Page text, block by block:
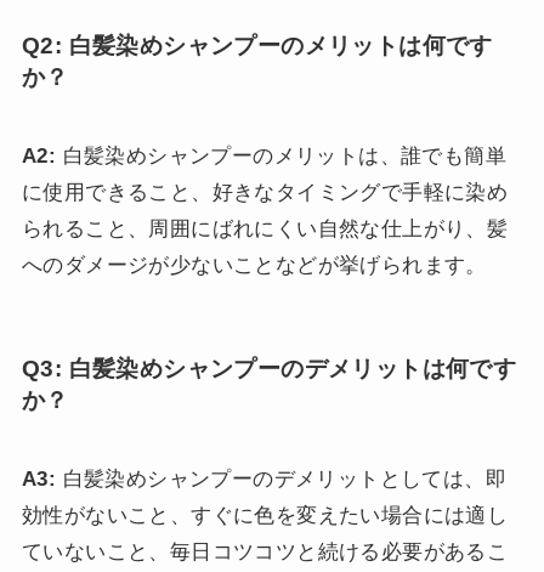
Q2: 白髪染めシャンプーのメリットは何です
か？
A2: 白髪染めシャンプーのメリットは、誰でも簡単
に使用できること、好きなタイミングで手軽に染め
られること、周囲にばれにくい自然な仕上がり、髪
へのダメージが少ないことなどが挙げられます。
Q3: 白髪染めシャンプーのデメリットは何です
か？
A3: 白髪染めシャンプーのデメリットとしては、即
効性がないこと、すぐに色を変えたい場合には適し
ていないこと、毎日コツコツと続ける必要があるこ